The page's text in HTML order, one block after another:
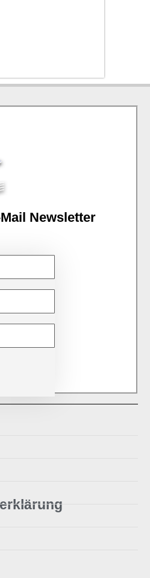
Newsletter